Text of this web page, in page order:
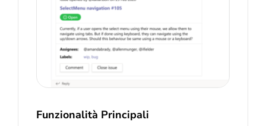
Funzionalità Principali